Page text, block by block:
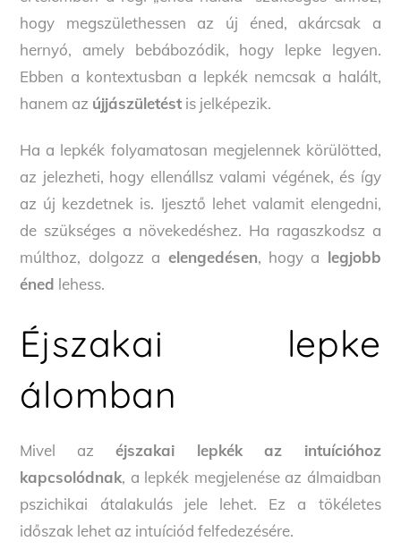
hogy megszülethessen az új éned, akárcsak a
hernyó, amely bebábozódik, hogy lepke legyen.
Ebben a kontextusban a lepkék nemcsak a halált,
hanem az újjászületést is jelképezik.
Ha a lepkék folyamatosan megjelennek körülötted,
az jelezheti, hogy ellenállsz valami végének, és így
az új kezdetnek is. Ijesztő lehet valamit elengedni,
de szükséges a növekedéshez. Ha ragaszkodsz a
múlthoz, dolgozz a elengedésen, hogy a legjobb
éned lehess.
Éjszakai lepke
álomban
Mivel az éjszakai lepkék az intuícióhoz
kapcsolódnak, a lepkék megjelenése az álmaidban
pszichikai átalakulás jele lehet. Ez a tökéletes
időszak lehet az intuíciód felfedezésére.